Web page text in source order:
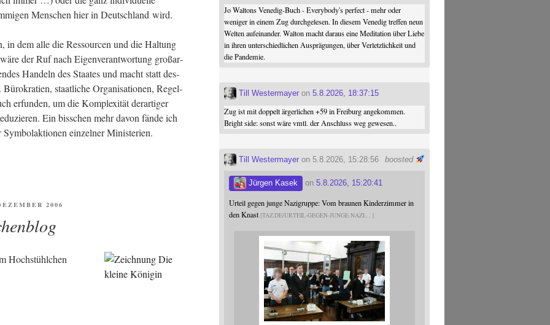
Men­schen hier in Deutsch­land wird.
in dem alle die Res­sour­cen und die Hal­tung
der Ruf nach Eigen­ver­ant­wor­tung groß­ar­
Han­deln des Staa­tes und macht statt des­
staat­li­che Orga­ni­sa­tio­nen, Regel­
erfun­den, um die Kom­ple­xi­tät der­ar­ti­ger
Ein biss­chen mehr davon fän­de ich
ein­zel­ner Ministerien.
2006
Hochstühlchen
Jo Waltons Venedig-Buch - Everybody's perfect - mehr oder
weniger in einem Zug durchgelesen. In diesem Venedig treffen neun
Welten aufeinander. Walton macht daraus eine Meditation über Liebe
in ihren unterschiedlichen Ausprägungen, über Verletzlichkeit und
die Pandemie.
Till Westermayer on5.8.2026, 18:37:15
Zug ist mit doppelt ärgerlichen +59 in Freiburg angekommen.
Bright side: sonst wäre vmtl. der Anschluss weg gewesen..
boosted
Till Westermayer on 5.8.2026, 15:28:56
Jürgen Kasek on5.8.2026, 15:20:41
Urteil gegen junge Nazigruppe: Vom braunen Kinderzimmer in
den Knast TAZ.DE/URTEIL-GEGEN-JUNGE-NAZI